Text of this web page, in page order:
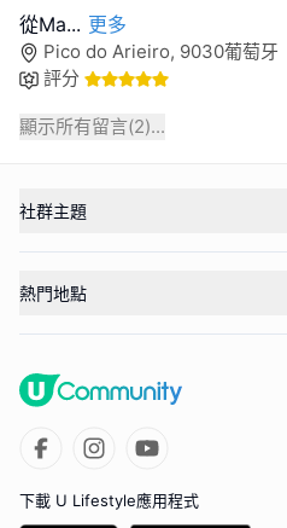
從Ma... 更多
Pico do Arieiro, 9030葡萄牙
評分
顯示所有留言(2)...
社群主題
熱門地點
下載 U Lifestyle應用程式